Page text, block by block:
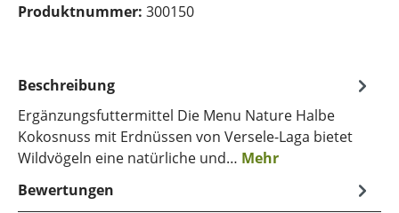
Produktnummer: 300150
Beschreibung
Ergänzungsfuttermittel Die Menu Nature Halbe
Kokosnuss mit Erdnüssen von Versele-Laga bietet
Wildvögeln eine natürliche und… Mehr
Bewertungen